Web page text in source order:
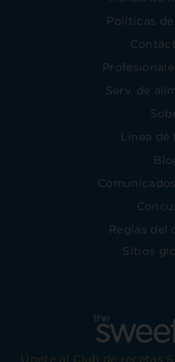
Políticas
Serv. de
Línea de
Reglas del
Sitios
Únete al Club de recetas